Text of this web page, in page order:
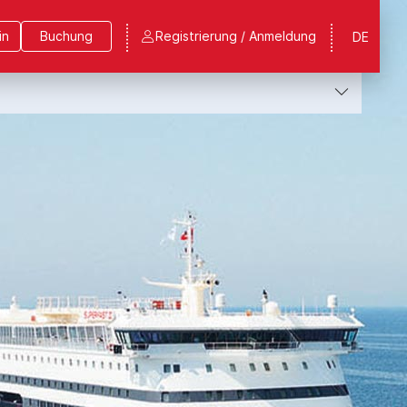
Buchung DE
Registrierung / Anmeldung